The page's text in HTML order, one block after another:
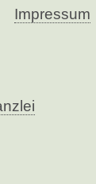
Impressum